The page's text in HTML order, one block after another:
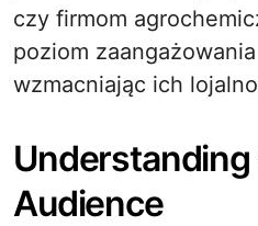
czy firmom
poziom
wzmacniając ich
Understanding
Audience